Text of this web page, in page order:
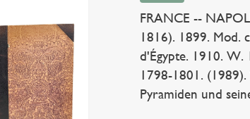
FRANCE --
1816). 1899. Mod.
d'Égypte. 1910. W.
1798-1801.
Pyramiden und